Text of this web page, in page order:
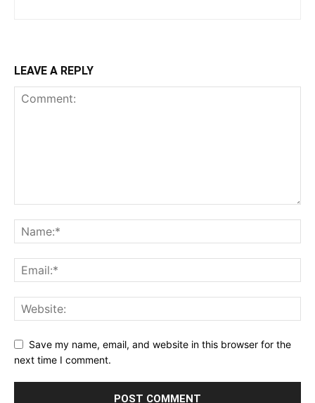
LEAVE A REPLY
Save my name, email, and website in this browser for the
next time I comment.